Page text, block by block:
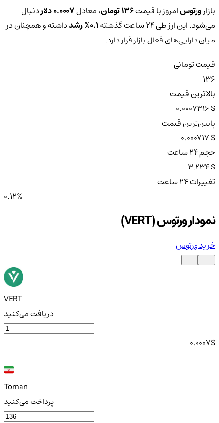
بازارورتوسامروز با قیمت136 تومان ، معادل0.0007 دلار
دنبال
می‌شود. این ارز طی ۲۴ ساعت گذشته
0.1% رشدداشته و همچنان در
میان دارایی‌های فعال بازار قرار دارد.
قیمت تومانی
136
بالاترین قیمت
$ 0.0007316
پایین‌ترین قیمت
$ 0.000717
حجم ۲۴ ساعت
$ 3,234
تغییرات ۲۴ ساعت
0.12%
نمودار ورتوس (VERT)
خرید ورتوس
VERT
دریافت می‌کنید
0.0007$
Toman
پرداخت می‌کنید